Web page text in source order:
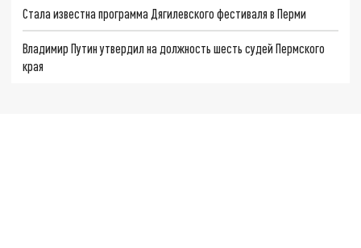
Стала известна программа Дягилевского фестиваля в Перми
Владимир Путин утвердил на должность шесть судей Пермского
края